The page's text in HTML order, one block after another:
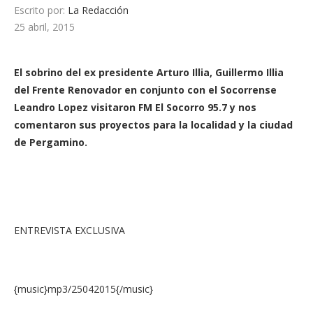
Escrito por: La Redacción
25 abril, 2015
El sobrino del ex presidente Arturo Illia, Guillermo Illia
del Frente Renovador en conjunto con el Socorrense
Leandro Lopez visitaron FM El Socorro 95.7 y nos
comentaron sus proyectos para la localidad y la ciudad
de Pergamino.
ENTREVISTA EXCLUSIVA
{music}mp3/25042015{/music}